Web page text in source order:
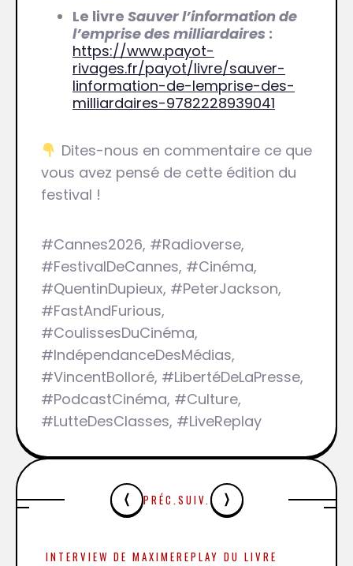
Le livre Sauver l’information de
l’emprise des milliardaires :
https://www.payot-
rivages.fr/payot/livre/sauver-
linformation-de-lemprise-des-
milliardaires-9782228939041
Dites-nous en commentaire ce que
vous avez pensé de cette édition du
festival !
#Cannes2026, #Radioverse,
#FestivalDeCannes, #Cinéma,
#QuentinDupieux, #PeterJackson,
#FastAndFurious,
#CoulissesDuCinéma,
#IndépendanceDesMédias,
#VincentBolloré, #LibertéDeLaPresse,
#PodcastCinéma, #Culture,
#LutteDesClasses, #LiveReplay
PRÉC.SUIV.
INTERVIEW DE MAXIMEREPLAY DU LIVRE